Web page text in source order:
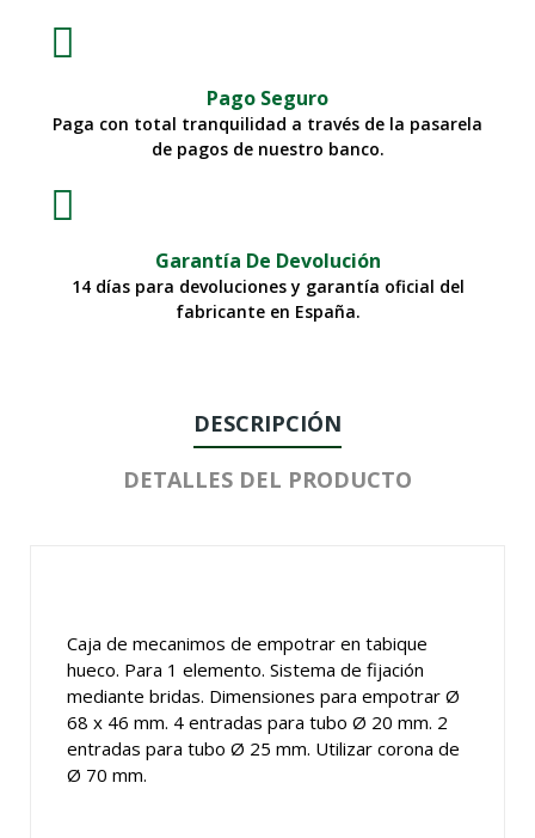
Pago Seguro
Paga con total tranquilidad a través de la pasarela
de pagos de nuestro banco.
Garantía De Devolución
14 días para devoluciones y garantía oficial del
fabricante en España.
DESCRIPCIÓN
DETALLES DEL PRODUCTO
Caja de mecanimos de empotrar en tabique
hueco. Para 1 elemento. Sistema de fijación
mediante bridas. Dimensiones para empotrar Ø
68 x 46 mm. 4 entradas para tubo Ø 20 mm. 2
entradas para tubo Ø 25 mm. Utilizar corona de
Ø 70 mm.